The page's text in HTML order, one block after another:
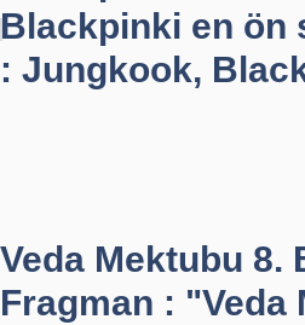
Blackpinki en ön
: Jungkook,
Veda Mektubu 8.
Fragman : "Veda